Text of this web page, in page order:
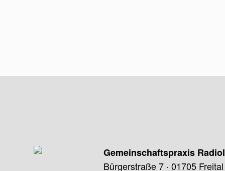
Gemeinschaftspraxis
Bürgerstraße 7 · 01705 Freital